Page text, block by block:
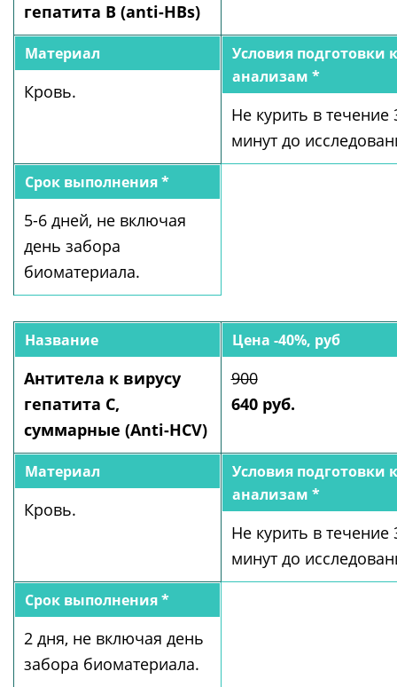
гепатита В (anti-HBs)
Материал
Кровь.
Условия подготовки к
анализам *
Не курить в течение
минут до
Срок выполнения *
5-6 дней, не включая
день забора
биоматериала.
Название
Антитела к вирусу
гепатита С,
суммарные (Anti-HCV)
Цена -40%, руб
900
640 руб.
Материал
Кровь.
Условия подготовки к
анализам *
Не курить в течение
минут до
Срок выполнения *
2 дня, не включая день
забора биоматериала.